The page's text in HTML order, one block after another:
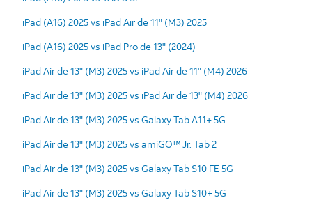
iPad (A16) 2025 vs iPad Air de 11" (M3) 2025
iPad (A16) 2025 vs iPad Pro de 13" (2024)
iPad Air de 13" (M3) 2025 vs iPad Air de 11" (M4) 2026
iPad Air de 13" (M3) 2025 vs iPad Air de 13" (M4) 2026
iPad Air de 13" (M3) 2025 vs Galaxy Tab A11+ 5G
iPad Air de 13" (M3) 2025 vs amiGO™ Jr. Tab 2
iPad Air de 13" (M3) 2025 vs Galaxy Tab S10 FE 5G
iPad Air de 13" (M3) 2025 vs Galaxy Tab S10+ 5G